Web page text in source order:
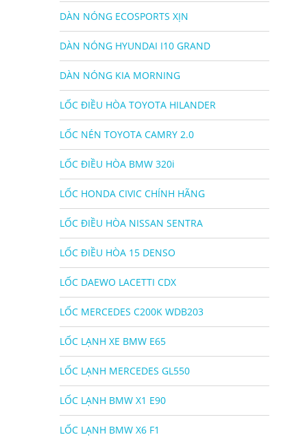
DÀN NÓNG ECOSPORTS XỊN
DÀN NÓNG HYUNDAI I10 GRAND
DÀN NÓNG KIA MORNING
LỐC ĐIỀU HÒA TOYOTA HILANDER
LỐC NÉN TOYOTA CAMRY 2.0
LỐC ĐIỀU HÒA BMW 320i
LỐC HONDA CIVIC CHÍNH HÃNG
LỐC ĐIỀU HÒA NISSAN SENTRA
LỐC ĐIỀU HÒA 15 DENSO
LỐC DAEWO LACETTI CDX
LỐC MERCEDES C200K WDB203
LỐC LẠNH XE BMW E65
LỐC LẠNH MERCEDES GL550
LỐC LẠNH BMW X1 E90
LỐC LẠNH BMW X6 F1